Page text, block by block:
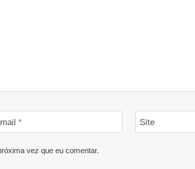
* Site
vez que eu comentar.